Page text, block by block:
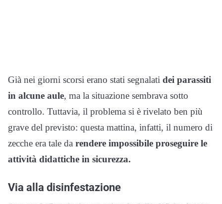
Già nei giorni scorsi erano stati segnalati dei parassiti
in alcune aule, ma la situazione sembrava sotto
controllo. Tuttavia, il problema si è rivelato ben più
grave del previsto: questa mattina, infatti, il numero di
zecche era tale da rendere impossibile proseguire le
attività didattiche in sicurezza.
Via alla disinfestazione